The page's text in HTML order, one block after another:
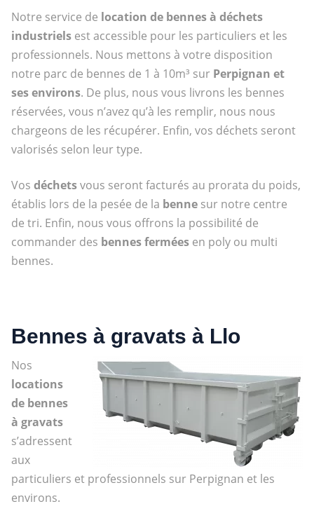
Notre service de location de bennes à déchets
industrielsest accessible pour les particuliers et les
professionnels. Nous mettons à votre disposition
notre parc de bennes de 1 à 10m³ sur Perpignan et
ses environs. De plus, nous vous livrons les bennes
réservées, vous n’avez qu’à les remplir, nous nous
chargeons de les récupérer. Enfin, vos déchets seront
valorisés selon leur type.
Vos déchetsvous seront facturés au prorata du poids,
établis lors de la pesée de la bennesur notre centre
de tri. Enfin, nous vous offrons la possibilité de
commander des bennes ferméesen poly ou multi
bennes.
Bennes à gravats à Llo
Nos
locations
de bennes
à gravats
s’adressent
aux
particuliers et professionnels sur Perpignan et les
environs.